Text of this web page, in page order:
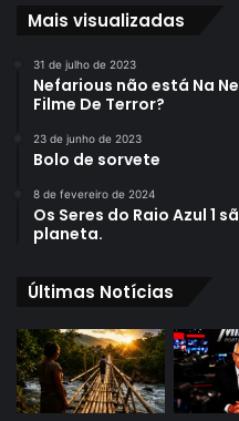
Mais visualizadas
31 de julho de 2023
Nefarious não está Na
Filme De Terror?
23 de junho de 2023
Bolo de sorvete
8 de fevereiro de 2024
Os Seres do Raio Azul 1
planeta.
Últimas Notícias